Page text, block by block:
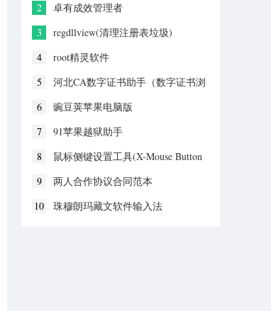
2
卓有成效管理者
3
regdllview(清理注册表垃圾)
4
root精灵软件
5
河北CA数字证书助手（数字证书浏
6
豌豆荚苹果电脑版
7
91苹果越狱助手
8
鼠标侧键设置工具(X-Mouse Button
9
两人合作协议合同范本
10
珠穆朗玛藏文软件输入法